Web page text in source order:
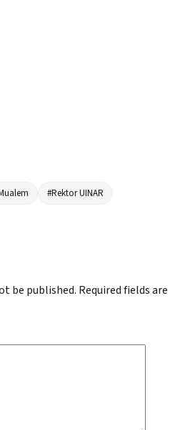
#Rektor UINAR
be published. Required fields are